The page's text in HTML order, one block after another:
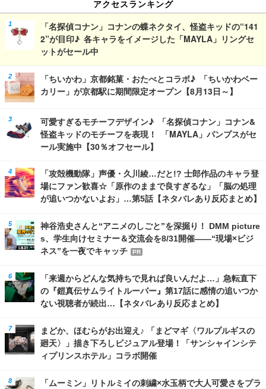
アクセスランキング
「名探偵コナン」コナンの蝶ネクタイ、怪盗キッドの“141
2”が目印♪ 各キャラをイメージした「MAYLA」リングセ
ットがセール中
「ちいかわ」京都銘菓・おたべとコラボ♪ 「ちいかわベー
カリー」が京都駅に期間限定オープン【8月13日～】
可愛すぎるモチーフデザイン♪ 「名探偵コナン」コナン&
怪盗キッドのモチーフを表現！ 「MAYLA」パンプスがセ
ール実施中【30％オフセール】
「攻殻機動隊」声優・久川綾…だと!? 士郎作品のキャラ登
場にファン歓喜☆「原作のままで良すぎるな」「脳の処理
が追いつかないよお」…第5話【ネタバレあり反応まとめ】
神谷浩史さんと“アニメのしごと”を深掘り！ DMM picture
s、学生向けセミナー＆交流会を8/31開催――“現場×ビジ
ネス”を一夜でキャッチ
PR
「来週からどんな気持ちで見れば良いんだよ…」急転直下
の『鎧真伝サムライトルーパー』第17話に感情の追いつか
ない視聴者が続出…【ネタバレあり反応まとめ】
まどか、ほむらがお出迎え♪ 「まどマギ〈ワルプルギスの
廻天〉」描き下ろしビジュアル登場！「サンシャインシテ
ィプリンスホテル」コラボ開催
「ムーミン」リトルミイの刺繍×水玉柄で大人可愛さをプラ